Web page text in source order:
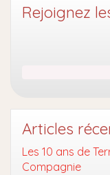
Rejoignez
Articles
Les 10 ans de
Compagnie